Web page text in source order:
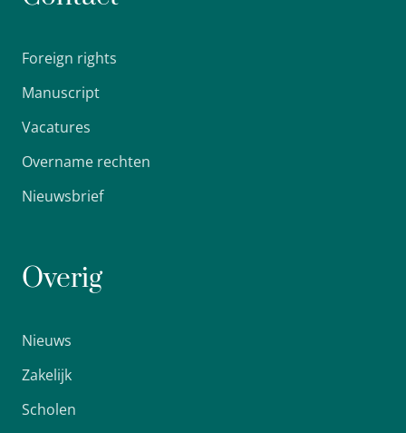
Foreign rights
Manuscript
Vacatures
Overname rechten
Nieuwsbrief
Overig
Nieuws
Zakelijk
Scholen